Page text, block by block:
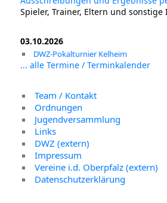
Spieler, Trainer, Eltern und sonstige
03.10.2026
DWZ-Pokalturnier Kelheim
... alle Termine / Terminkalender
Team / Kontakt
Ordnungen
Jugendversammlung
Links
DWZ (extern)
Impressum
Vereine i.d. Oberpfalz (extern)
Datenschutzerklärung